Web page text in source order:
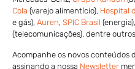
Cola (varejo alimentício), Hospital
e gás), Auren, SPIC Brasil (energia),
(telecomunicações), dentre
Acompanhe os novos conteúdos
assinando a nossa Newsletter